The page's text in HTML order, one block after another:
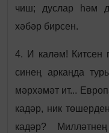
чиш; дуслар һәм
хәбәр бирсен.
4. И каләм! Китсен
синең аркаңда
мәрхәмәт ит...
кадәр, ник
кадәр?